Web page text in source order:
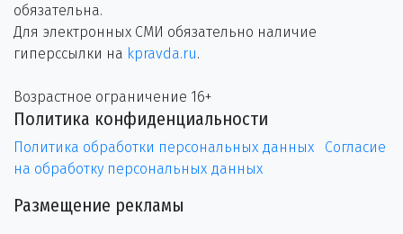
обязательна.
Для электронных СМИ обязательно наличие
гиперссылки на kpravda.ru.
Возрастное ограничение 16+
Политика конфиденциальности
Политика обработки персональных данных
Согласие
на обработку персональных данных
Размещение рекламы